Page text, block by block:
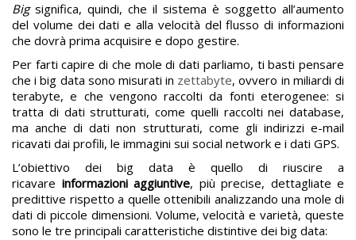
Big significa, quindi, che il sistema è soggetto all’aumento
del volume dei dati e alla velocità del flusso di informazioni
che dovrà prima acquisire e dopo gestire.
Per farti capire di che mole di dati parliamo, ti basti pensare
che i big data sono misurati in zettabyte, ovvero in miliardi di
terabyte, e che vengono raccolti da fonti eterogenee: si
tratta di dati strutturati, come quelli raccolti nei database,
ma anche di dati non strutturati, come gli indirizzi e-mail
ricavati dai profili, le immagini sui social network e i dati GPS.
L’obiettivo dei big data è quello di riuscire a
ricavare informazioni aggiuntive, più precise, dettagliate e
predittive rispetto a quelle ottenibili analizzando una mole di
dati di piccole dimensioni. Volume, velocità e varietà, queste
sono le tre principali caratteristiche distintive dei big data: